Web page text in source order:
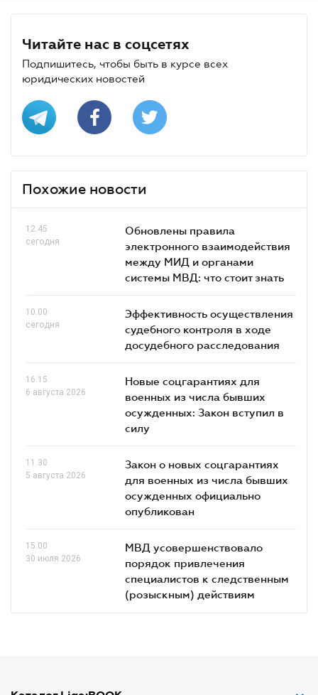
Читайте нас в соцсетях
Подпишитесь, чтобы быть в курсе всех
юридических новостей
Похожие новости
12.45
сегодня
Обновлены правила
электронного взаимодействия
между МИД и органами
системы МВД: что стоит знать
10.00
сегодня
Эффективность осуществления
судебного контроля в ходе
досудебного расследования
16.15
6 августа 2026
Новые соцгарантиях для
военных из числа бывших
осужденных: Закон вступил в
силу
11.30
5 августа 2026
Закон о новых соцгарантиях
для военных из числа бывших
осужденных официально
опубликован
15.00
30 июля 2026
МВД усовершенствовало
порядок привлечения
специалистов к следственным
(розыскным) действиям